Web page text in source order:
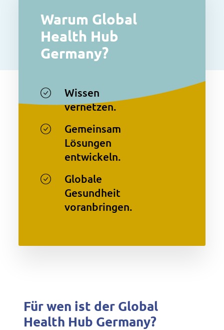
Warum Global
Health Hub
Germany?
Wissen
vernetzen.
Gemeinsam
Lösungen
entwickeln.
Globale
Gesundheit
voranbringen.
Für wen ist der Global
Health Hub Germany?